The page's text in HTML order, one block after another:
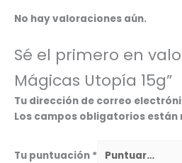
No hay valoraciones aún.
Sé el primero en
Mágicas Utopía 15g”
Tu dirección de correo
Los campos obligatorios están
Tu puntuación *